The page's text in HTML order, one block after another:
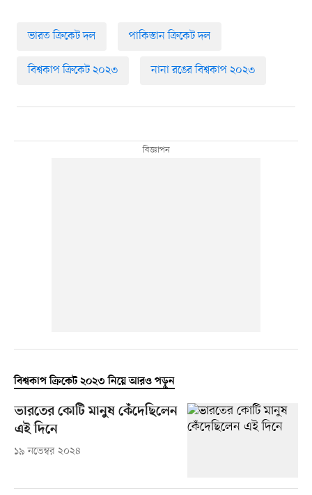
ভারত ক্রিকেট দল পাকিস্তান ক্রিকেট দল
বিশ্বকাপ ক্রিকেট ২০২৩ নানা রঙের বিশ্বকাপ ২০২৩
বিশ্বকাপ ক্রিকেট ২০২৩ নিয়ে আরও পড়ুন
ভারতের কোটি মানুষ কেঁদেছিলেন
এই দিনে
১৯ নভেম্বর ২০২৪